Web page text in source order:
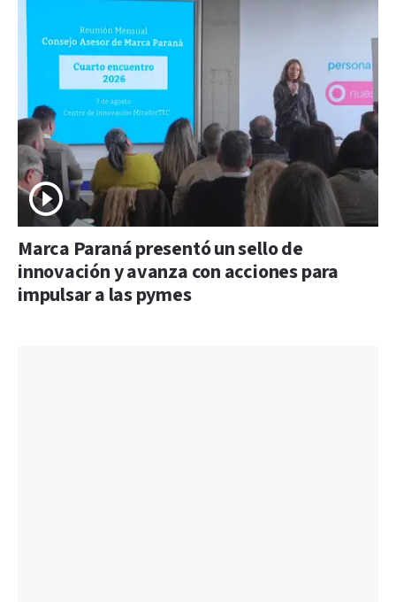
Marca Paraná presentó un sello de
innovación y avanza con acciones para
impulsar a las pymes